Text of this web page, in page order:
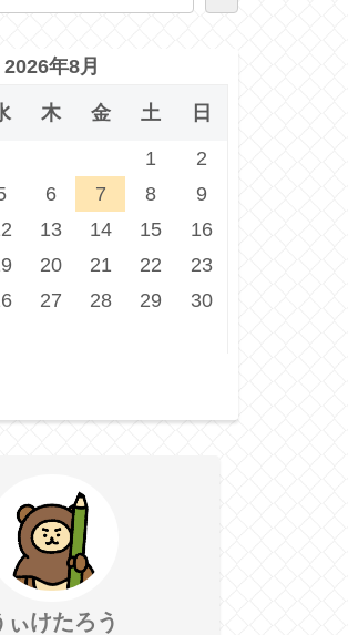
2026年8月
木 金 土 日
1
2
6 7 8
9
13 14 15
16
20 21 22
23
27 28 29
30
ぃけたろう